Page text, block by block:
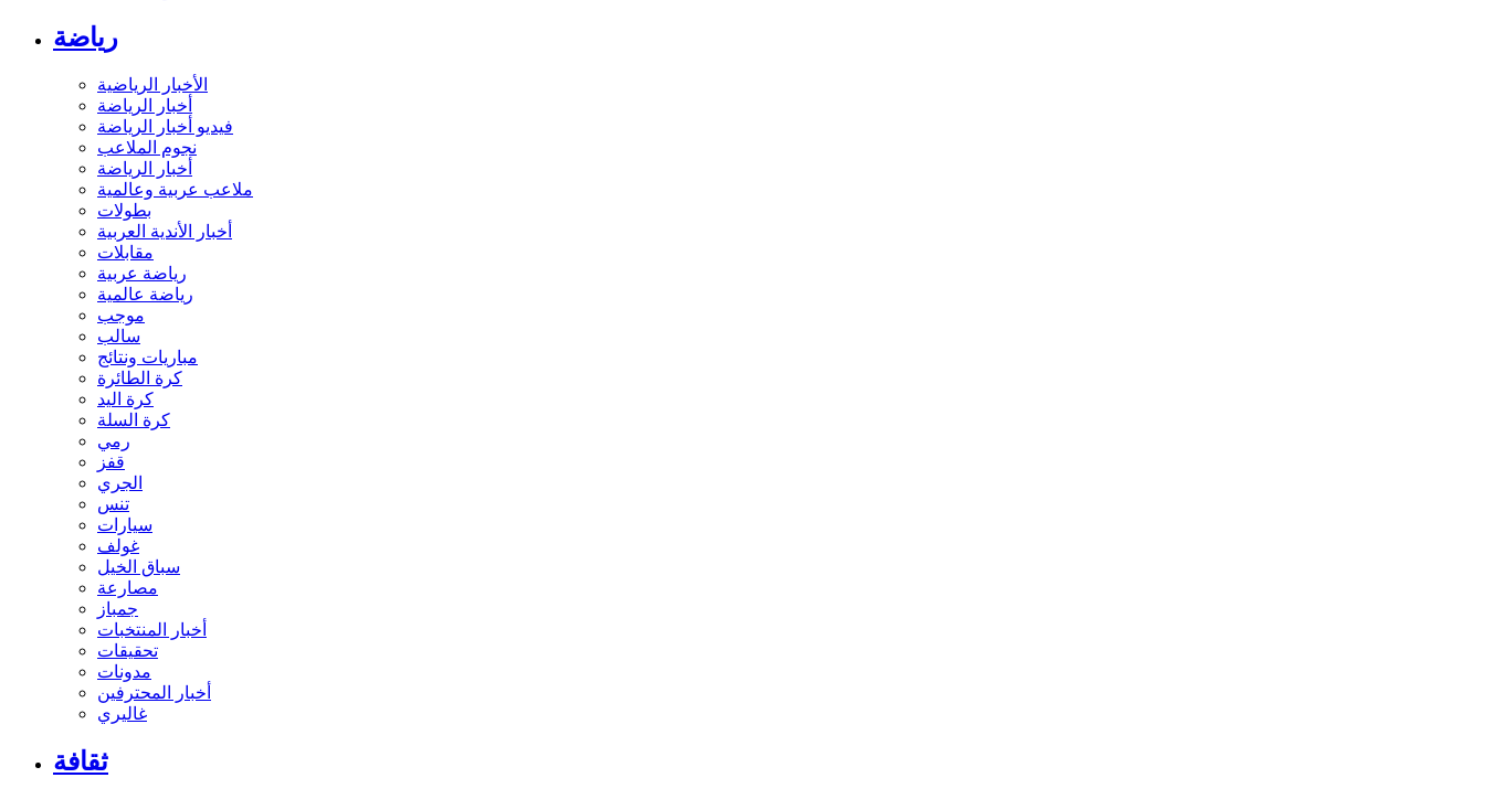
رياضة
الأخبار الرياضية
أخبار الرياضة
فيديو أخبار الرياضة
نجوم الملاعب
أخبار الرياضة
ملاعب عربية وعالمية
بطولات
أخبار الأندية العربية
مقابلات
رياضة عربية
رياضة عالمية
موجب
سالب
مباريات ونتائج
كرة الطائرة
كرة اليد
كرة السلة
رمي
قفز
الجري
تنس
سيارات
غولف
سباق الخيل
مصارعة
جمباز
أخبار المنتخبات
تحقيقات
مدونات
أخبار المحترفين
غاليري
ثقافة